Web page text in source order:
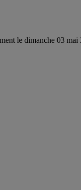
le dimanche 03